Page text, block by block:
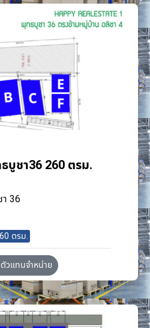
บูชา36 260 ตรม.
36
ตรม.
วแทนจำหน่าย